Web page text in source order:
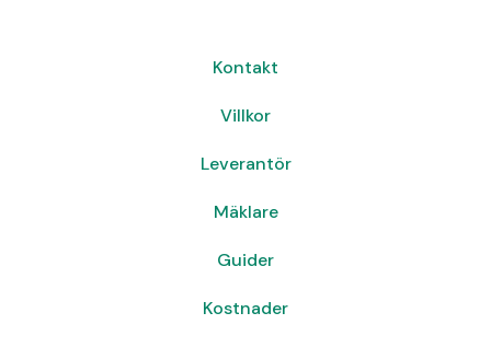
Kontakt
Villkor
Leverantör
Mäklare
Guider
Kostnader